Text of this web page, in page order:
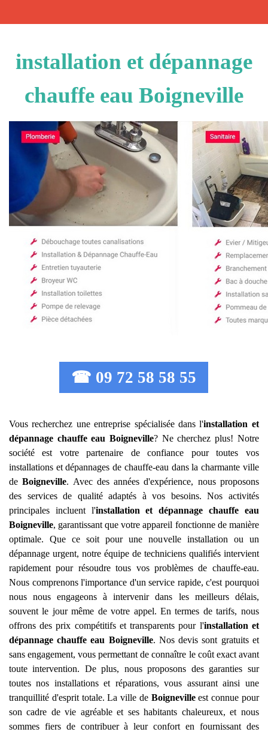
installation et dépannage
chauffe eau Boigneville
☎ 09 72 58 58 55
Vous recherchez une entreprise spécialisée dans l'installation et
dépannage chauffe eau Boigneville? Ne cherchez plus! Notre
société est votre partenaire de confiance pour toutes vos
installations et dépannages de chauffe-eau dans la charmante ville
deBoigneville. Avec des années d'expérience, nous proposons
des services de qualité adaptés à vos besoins. Nos activités
principales incluent l'installation et dépannage chauffe eau
Boigneville, garantissant que votre appareil fonctionne de manière
optimale. Que ce soit pour une nouvelle installation ou un
dépannage urgent, notre équipe de techniciens qualifiés intervient
rapidement pour résoudre tous vos problèmes de chauffe-eau.
Nous comprenons l'importance d'un service rapide, c'est pourquoi
nous nous engageons à intervenir dans les meilleurs délais,
souvent le jour même de votre appel. En termes de tarifs, nous
offrons des prix compétitifs et transparents pour l'installation et
dépannage chauffe eau Boigneville. Nos devis sont gratuits et
sans engagement, vous permettant de connaître le coût exact avant
toute intervention. De plus, nous proposons des garanties sur
toutes nos installations et réparations, vous assurant ainsi une
tranquillité d'esprit totale. La ville de Boignevilleest connue pour
son cadre de vie agréable et ses habitants chaleureux, et nous
sommes fiers de contribuer à leur confort en fournissant des